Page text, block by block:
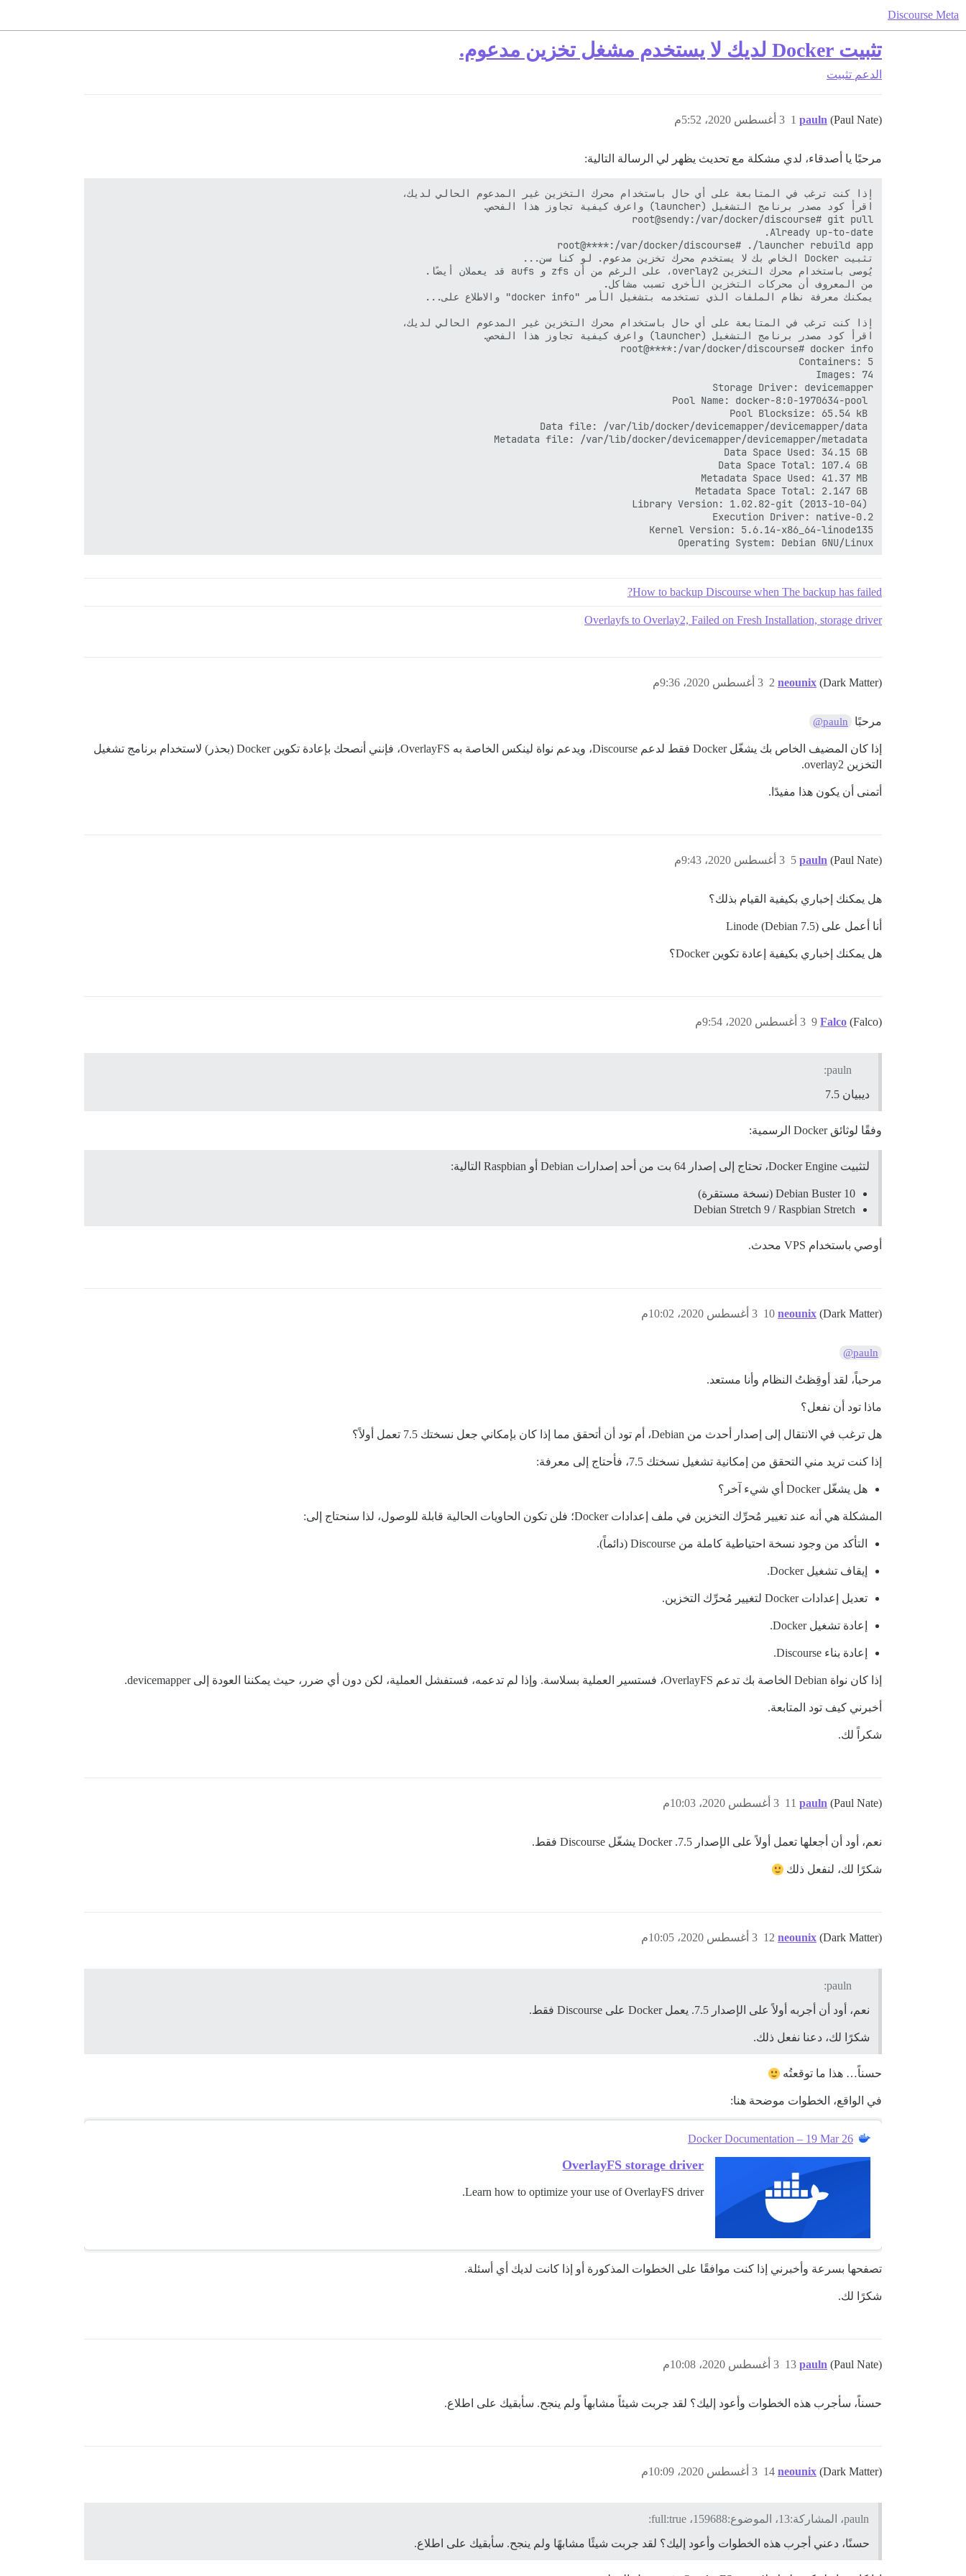
Discourse Meta
تثبيت Docker لديك لا يستخدم مشغل تخزين مدعوم.
الدعم تثبيت
pauln (Paul Nate) 3 أغسطس 2020، 5:52م 1
مرحبًا يا أصدقاء، لدي مشكلة مع تحديث يظهر لي الرسالة التالية:
Operating System: Debian GNU/Linux
How to backup Discourse when The backup has failed?
Overlayfs to Overlay2, Failed on Fresh Installation, storage driver
neounix (Dark Matter) 3 أغسطس 2020، 9:36م 2
مرحبًا @pauln
إذا كان المضيف الخاص بك يشغّل Docker فقط لدعم Discourse، ويدعم نواة لينكس الخاصة به OverlayFS، فإنني أنصحك بإعادة تكوين Docker (بحذر) لاستخدام برنامج تشغيل
التخزين overlay2.
أتمنى أن يكون هذا مفيدًا.
pauln (Paul Nate) 3 أغسطس 2020، 9:43م 5
هل يمكنك إخباري بكيفية القيام بذلك؟
أنا أعمل على Linode (Debian 7.5)
هل يمكنك إخباري بكيفية إعادة تكوين Docker؟
Falco (Falco) 3 أغسطس 2020، 9:54م 9
pauln:
ديبيان 7.5
وفقًا لوثائق Docker الرسمية:
لتثبيت Docker Engine، تحتاج إلى إصدار 64 بت من أحد إصدارات Debian أو Raspbian التالية:
Debian Buster 10 (نسخة مستقرة)
Debian Stretch 9 / Raspbian Stretch
أوصي باستخدام VPS محدث.
neounix (Dark Matter) 3 أغسطس 2020، 10:02م 10
@pauln
مرحباً، لقد أوقِظتُ النظام وأنا مستعد.
ماذا تود أن نفعل؟
هل ترغب في الانتقال إلى إصدار أحدث من Debian، أم تود أن أتحقق مما إذا كان بإمكاني جعل نسختك 7.5 تعمل أولاً؟
إذا كنت تريد مني التحقق من إمكانية تشغيل نسختك 7.5، فأحتاج إلى معرفة:
هل يشغّل Docker أي شيء آخر؟
المشكلة هي أنه عند تغيير مُحرِّك التخزين في ملف إعدادات Docker؛ فلن تكون الحاويات الحالية قابلة للوصول، لذا سنحتاج إلى:
التأكد من وجود نسخة احتياطية كاملة من Discourse (دائماً).
إيقاف تشغيل Docker.
تعديل إعدادات Docker لتغيير مُحرِّك التخزين.
إعادة تشغيل Docker.
إعادة بناء Discourse.
إذا كان نواة Debian الخاصة بك تدعم OverlayFS، فستسير العملية بسلاسة. وإذا لم تدعمه، فستفشل العملية، لكن دون أي ضرر، حيث يمكننا العودة إلى devicemapper.
أخبرني كيف تود المتابعة.
شكراً لك.
pauln (Paul Nate) 3 أغسطس 2020، 10:03م 11
نعم، أود أن أجعلها تعمل أولاً على الإصدار 7.5. Docker يشغّل Discourse فقط.
شكرًا لك، لنفعل ذلك
neounix (Dark Matter) 3 أغسطس 2020، 10:05م 12
pauln:
نعم، أود أن أجربه أولاً على الإصدار 7.5. يعمل Docker على Discourse فقط.
شكرًا لك، دعنا نفعل ذلك.
حسناً… هذا ما توقعتُه
في الواقع، الخطوات موضحة هنا:
Docker Documentation – 19 Mar 26
OverlayFS storage driver
Learn how to optimize your use of OverlayFS driver.
تصفحها بسرعة وأخبرني إذا كنت موافقًا على الخطوات المذكورة أو إذا كانت لديك أي أسئلة.
شكرًا لك.
pauln (Paul Nate) 3 أغسطس 2020، 10:08م 13
حسناً، سأجرب هذه الخطوات وأعود إليك؟ لقد جربت شيئاً مشابهاً ولم ينجح. سأبقيك على اطلاع.
neounix (Dark Matter) 3 أغسطس 2020، 10:09م 14
pauln، المشاركة:13، الموضوع:159688، full:true:
حسنًا، دعني أجرب هذه الخطوات وأعود إليك؟ لقد جربت شيئًا مشابهًا ولم ينجح. سأبقيك على اطلاع.